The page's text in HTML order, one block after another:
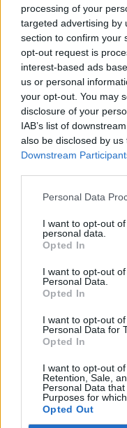
processing of your
targeted advertising by
section to confirm your
opt-out request is
interest-based ads
us or personal
your opt-out. You may
disclosure of your
IAB’s list of
also be disclosed by
Downstream
Personal Data
I want to opt-out
personal data.
Opted In
I want to opt-out
Personal Data.
Opted In
I want to opt-out
Personal Data for
Opted In
I want to opt-out
Retention, Sale,
Personal Data
Purposes for
Opted Out
Έρευνα της Opinion